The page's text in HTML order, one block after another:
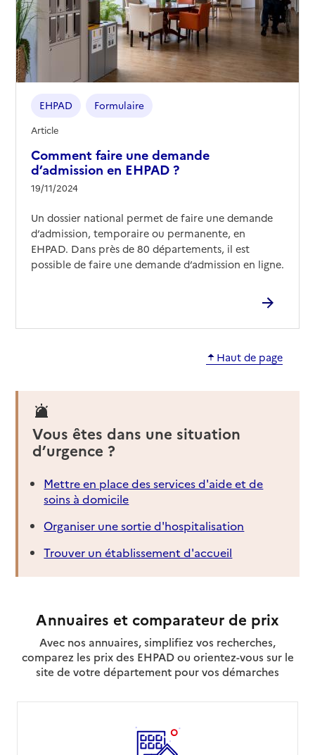
Comment faire une demande
d’admission en EHPAD ?
19/11/2024
EHPAD Formulaire
Article
Un dossier national permet de faire une demande
d’admission, temporaire ou permanente, en
EHPAD. Dans près de 80 départements, il est
possible de faire une demande d’admission en ligne.
Haut de page
Vous êtes dans une situation
d’urgence ?
Mettre en place des services d'aide et de
soins à domicile
Organiser une sortie d'hospitalisation
Trouver un établissement d'accueil
Annuaires et comparateur de prix
Avec nos annuaires, simplifiez vos recherches,
comparez les prix des EHPAD ou orientez-vous sur le
site de votre département pour vos démarches